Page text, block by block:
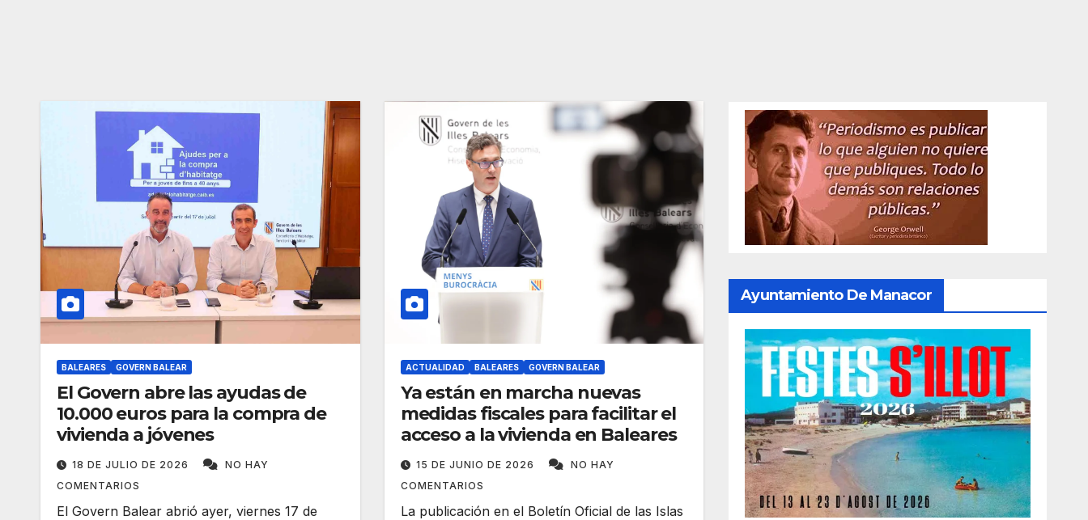
BALEARES GOVERN BALEAR
El Govern abre las ayudas de
10.000 euros para la compra de
vivienda a jóvenes
18 DE JULIO DE 2026
NO HAY
COMENTARIOS
El Govern Balear abrió ayer, viernes 17 de
ACTUALIDAD BALEARES GOVERN BALEAR
Ya están en marcha nuevas
medidas fiscales para facilitar el
acceso a la vivienda en Baleares
15 DE JUNIO DE 2026
NO HAY
COMENTARIOS
La publicación en el Boletín Oficial de las Islas
Ayuntamiento De Manacor